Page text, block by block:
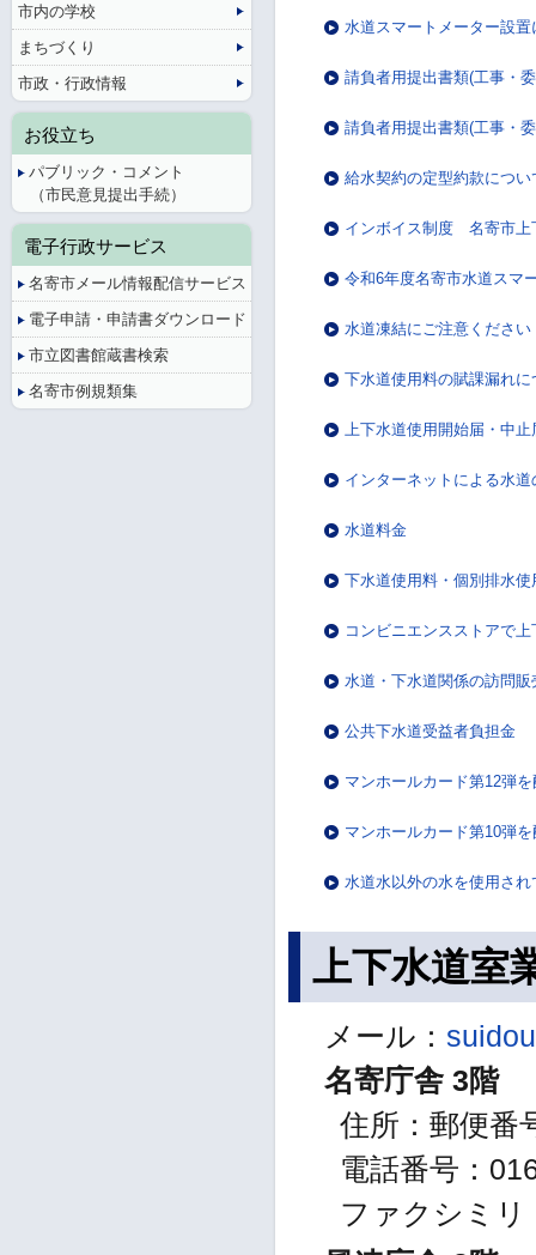
水道スマートメーター設
請負者用提出書類(工事・
請負者用提出書類(工事・
給水契約の定型約款につい
インボイス制度 名寄市上
令和6年度名寄市水道スマ
水道凍結にご注意ください
下水道使用料の賦課漏れに
上下水道使用開始届・中止
インターネットによる水
水道料金
下水道使用料・個別排水使
コンビニエンスストアで
水道・下水道関係の訪問販
公共下水道受益者負担金
マンホールカード第12弾
マンホールカード第10弾
水道水以外の水を使用され
上下水道室
メール：
名寄庁舎 3階
住所：郵便番
電話番号：
ファクシミリ
市内の学校
まちづくり
市政・行政情報
お役立ち
パブリック・コメント
（市民意見提出手続）
電子行政サービス
名寄市メール情報配信サービス
電子申請・申請書ダウンロード
市立図書館蔵書検索
名寄市例規類集